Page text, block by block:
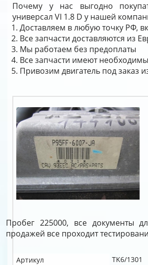
Почему у нас выгодно
универсал VI 1.8 D у нашей
Доставляем в любую точку РФ,
Все запчасти доставляются из
Мы работаем без предоплаты
Все запчасти имеют
Привозим двигатель под заказ
Пробег 225000, все документы
продажей все проходит
Артикул
TK6/1301